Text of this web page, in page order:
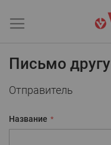
Письмо другу
Отправитель
Название